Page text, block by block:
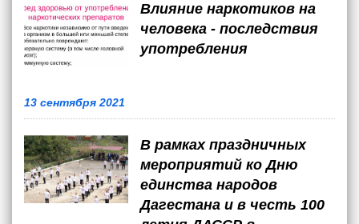
Влияние наркотиков на
человека - последствия
употребления
13 сентября 2021
В рамках праздничных
мероприятий ко Дню
единства народов
Дагестана и в честь 100